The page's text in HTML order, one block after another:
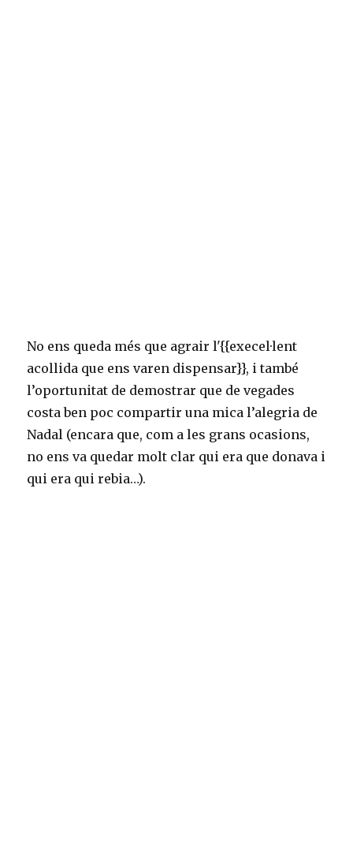
No ens queda més que agrair l'{{execel·lent
acollida que ens varen dispensar}}, i també
l’oportunitat de demostrar que de vegades
costa ben poc compartir una mica l’alegria de
Nadal (encara que, com a les grans ocasions,
no ens va quedar molt clar qui era que donava i
qui era qui rebia…).